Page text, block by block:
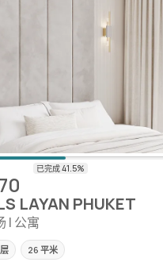
LAYAN PHUKET
| 公寓
26 平米